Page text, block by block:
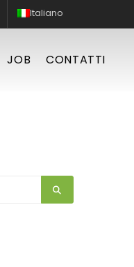
Italiano
JOB CONTATTI